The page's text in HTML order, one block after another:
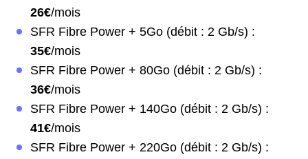
26€/mois
SFR Fibre Power + 5Go (débit : 2 Gb/s) :
35€/mois
SFR Fibre Power + 80Go (débit : 2 Gb/s) :
36€/mois
SFR Fibre Power + 140Go (débit : 2 Gb/s) :
41€/mois
SFR Fibre Power + 220Go (débit : 2 Gb/s) :